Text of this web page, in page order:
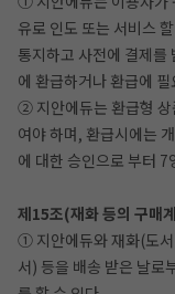
유로 인도 또는 서비스
통지하고 사전에 결제를
에 환급하거나 환급에
② 지안에듀는 환급형 상
여야 하며, 환급시에는
에 대한 승인으로 부터
제15조(재화 등의 구매
① 지안에듀와 재화(도
서) 등을 배송 받은 날로